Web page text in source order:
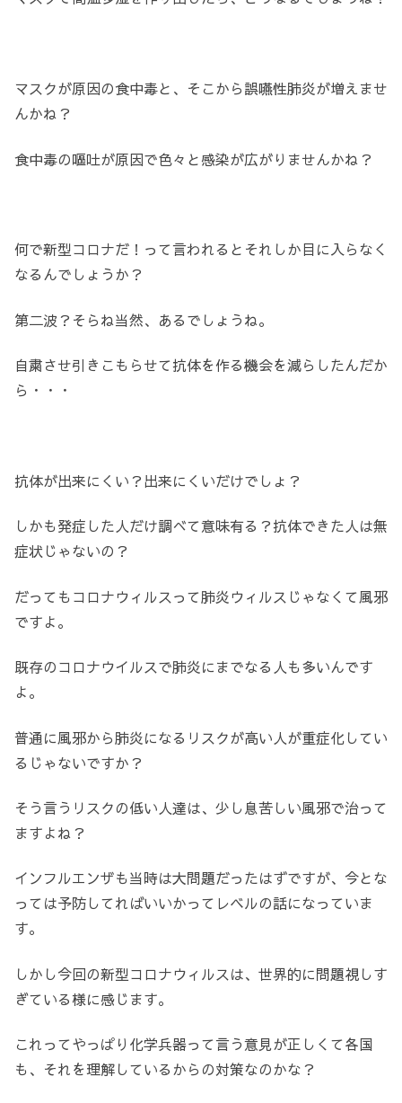
マスクが原因の食中毒と、そこから誤嚥性肺炎が増えませ
んかね？
食中毒の嘔吐が原因で色々と感染が広がりませんかね？
何で新型コロナだ！って言われるとそれしか目に入らなく
なるんでしょうか？
第二波？そらね当然、あるでしょうね。
自粛させ引きこもらせて抗体を作る機会を減らしたんだか
ら・・・
抗体が出来にくい？出来にくいだけでしょ？
しかも発症した人だけ調べて意味有る？抗体できた人は無
症状じゃないの？
だってもコロナウィルスって肺炎ウィルスじゃなくて風邪
ですよ。
既存のコロナウイルスで肺炎にまでなる人も多いんです
よ。
普通に風邪から肺炎になるリスクが高い人が重症化してい
るじゃないですか？
そう言うリスクの低い人達は、少し息苦しい風邪で治って
ますよね？
インフルエンザも当時は大問題だったはずですが、今とな
っては予防してればいいかってレベルの話になっていま
す。
しかし今回の新型コロナウィルスは、世界的に問題視しす
ぎている様に感じます。
これってやっぱり化学兵器って言う意見が正しくて各国
も、それを理解しているからの対策なのかな？